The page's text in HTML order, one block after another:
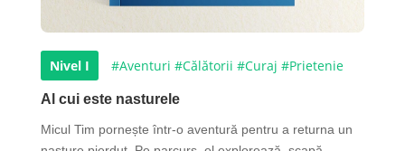
Nivel I #Aventuri #Călătorii #Curaj #Prietenie
Al cui este nasturele
Micul Tim pornește într-o aventură pentru a returna un